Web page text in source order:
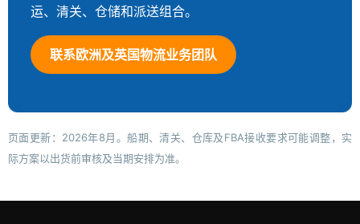
运、清关、仓储和派送组合。
联系欧洲及英国物流业务团队
页面更新：2026年8月。船期、清关、仓库及FBA接收要求可能调整，实
际方案以出货前审核及当期安排为准。